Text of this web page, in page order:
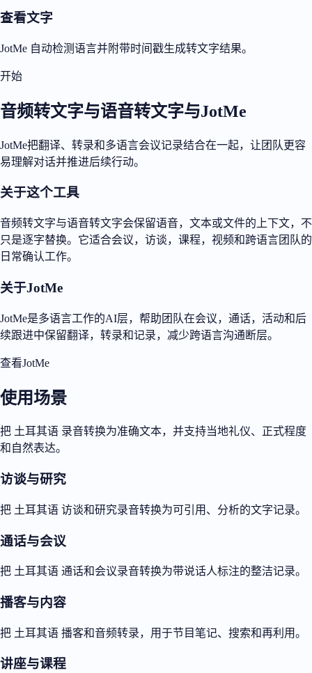
查看文字
JotMe 自动检测语言并附带时间戳生成转文字结果。
开始
音频转文字与语音转文字与JotMe
JotMe把翻译、转录和多语言会议记录结合在一起，让团队更容
易理解对话并推进后续行动。
关于这个工具
音频转文字与语音转文字会保留语音，文本或文件的上下文，不
只是逐字替换。它适合会议，访谈，课程，视频和跨语言团队的
日常确认工作。
关于JotMe
JotMe是多语言工作的AI层，帮助团队在会议，通话，活动和后
续跟进中保留翻译，转录和记录，减少跨语言沟通断层。
查看JotMe
使用场景
把 土耳其语 录音转换为准确文本，并支持当地礼仪、正式程度
和自然表达。
访谈与研究
把 土耳其语 访谈和研究录音转换为可引用、分析的文字记录。
通话与会议
把 土耳其语 通话和会议录音转换为带说话人标注的整洁记录。
播客与内容
把 土耳其语 播客和音频转录，用于节目笔记、搜索和再利用。
讲座与课程